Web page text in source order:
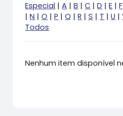
Especial |A |B |C |D |E |F
|N |O |P |Q |R |S | T |U |
Todos
Nenhum item disponível